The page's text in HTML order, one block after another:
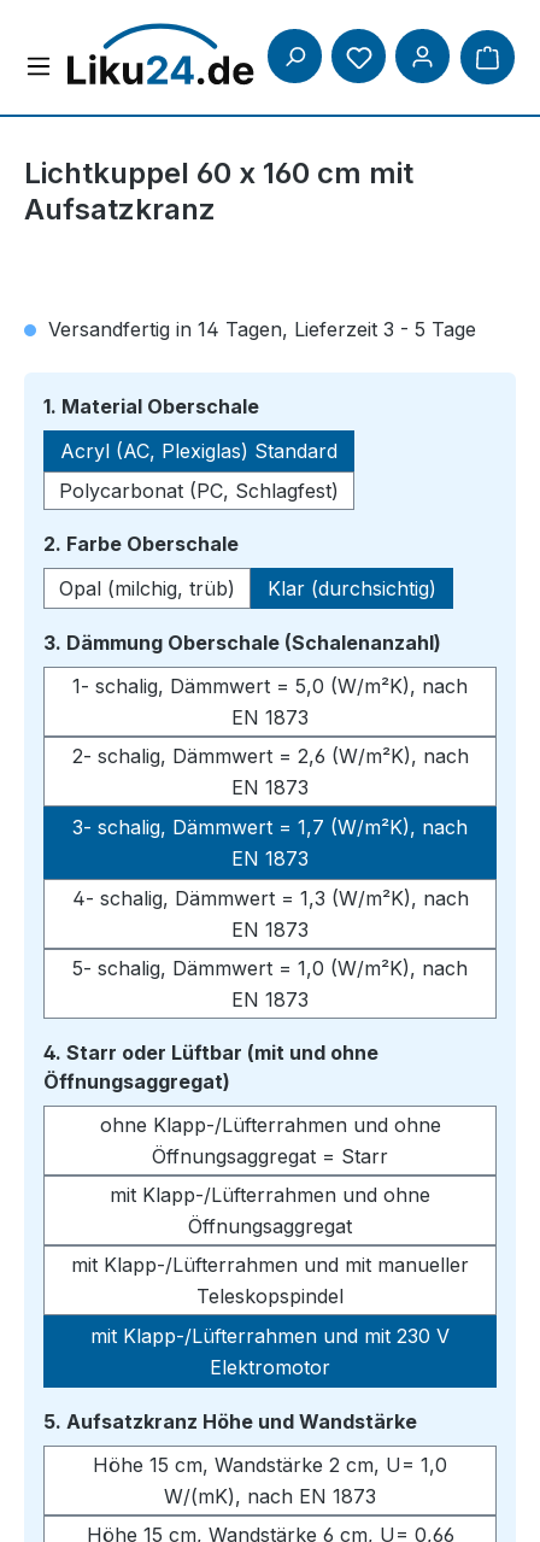
Zum Hauptinhalt springen
Lichtkuppel 60 x 160 cm mit
Aufsatzkranz
Versandfertig in 14 Tagen, Lieferzeit 3 - 5 Tage
1. Material Oberschaleauswählen
Acryl (AC, Plexiglas) Standard
Polycarbonat (PC, Schlagfest)
2. Farbe Oberschaleauswählen
Opal (milchig, trüb)
Klar (durchsichtig)
3. Dämmung Oberschale (Schalenanzahl)
1- schalig, Dämmwert = 5,0 (W/m²K), nach
EN 1873
2- schalig, Dämmwert = 2,6 (W/m²K), nach
EN 1873
3- schalig, Dämmwert = 1,7 (W/m²K), nach
EN 1873
4- schalig, Dämmwert = 1,3 (W/m²K), nach
EN 1873
5- schalig, Dämmwert = 1,0 (W/m²K), nach
EN 1873
4. Starr oder Lüftbar (mit und ohne
Öffnungsaggregat)
ohne Klapp-/Lüfterrahmen und ohne
Öffnungsaggregat = Starr
mit Klapp-/Lüfterrahmen und ohne
Öffnungsaggregat
mit Klapp-/Lüfterrahmen und mit manueller
Teleskopspindel
mit Klapp-/Lüfterrahmen und mit 230 V
Elektromotor
5. Aufsatzkranz Höhe und Wandstärkeauswählen
Höhe 15 cm, Wandstärke 2 cm, U= 1,0
W/(mK), nach EN 1873
Höhe 15 cm, Wandstärke 6 cm, U= 0,66